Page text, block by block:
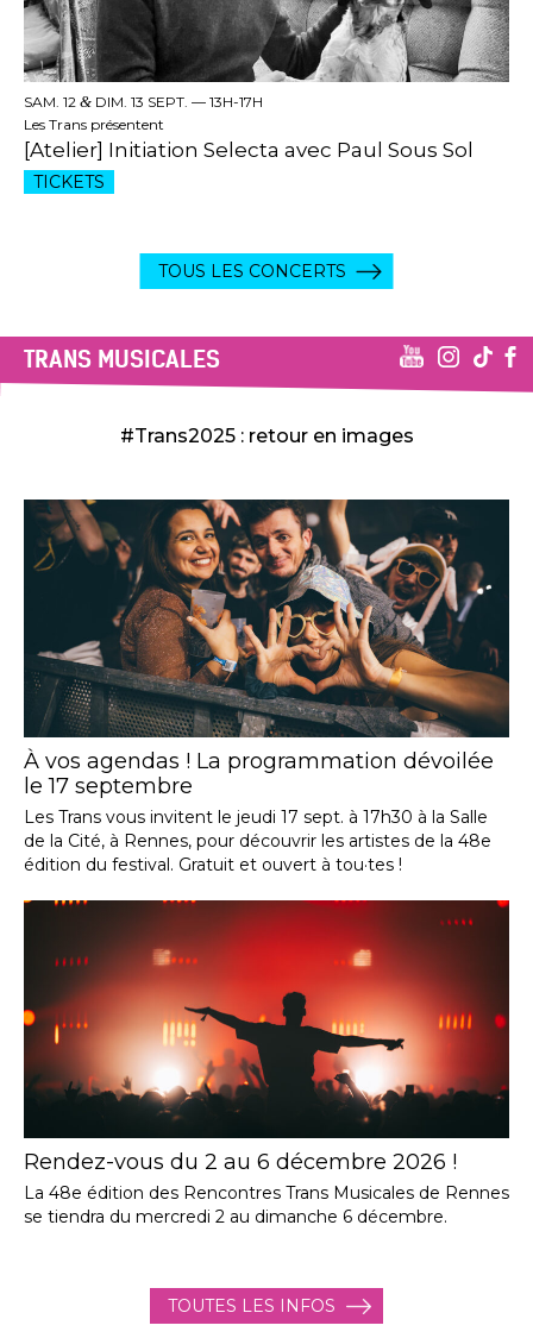
SAM. 12 & DIM. 13 SEPT. — 13H-17H
Les Trans présentent
[Atelier] Initiation Selecta avec Paul Sous Sol
TICKETS
TOUS LES CONCERTS
TRANS MUSICALES
#Trans2025 : retour en images
À vos agendas ! La programmation dévoilée
le 17 septembre
Les Trans vous invitent le jeudi 17 sept. à 17h30 à la Salle
de la Cité, à Rennes, pour découvrir les artistes de la 48e
édition du festival. Gratuit et ouvert à tou·tes !
Rendez-vous du 2 au 6 décembre 2026 !
La 48e édition des Rencontres Trans Musicales de Rennes
se tiendra du mercredi 2 au dimanche 6 décembre.
TOUTES LES INFOS